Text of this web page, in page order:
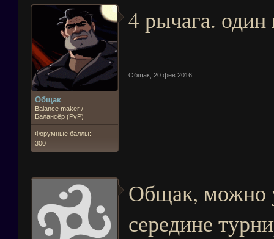
Общак
Balance maker /
Балансёр (PvP)
Форумные баллы:
300
4 рычага. один
Общак 20 фев 2016
Общак, можно
середине